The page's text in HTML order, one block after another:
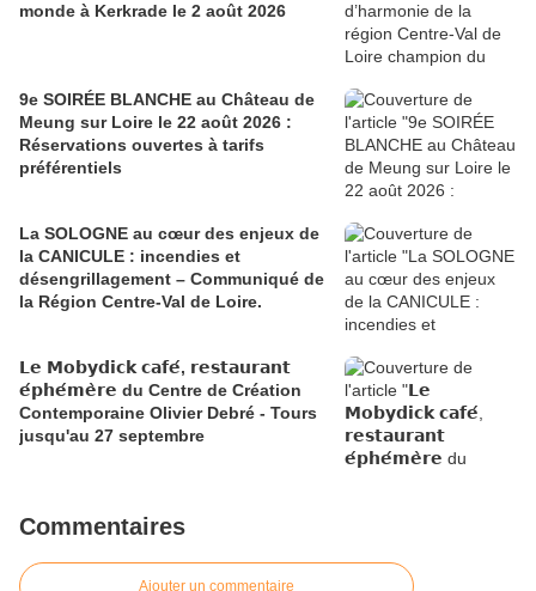
monde à Kerkrade le 2 août 2026
9e SOIRÉE BLANCHE au Château de
Meung sur Loire le 22 août 2026 :
Réservations ouvertes à tarifs
préférentiels
La SOLOGNE au cœur des enjeux de
la CANICULE : incendies et
désengrillagement – Communiqué de
la Région Centre-Val de Loire.
𝗟𝗲 𝗠𝗼𝗯𝘆𝗱𝗶𝗰𝗸 𝗰𝗮𝗳𝗲́, 𝗿𝗲𝘀𝘁𝗮𝘂𝗿𝗮𝗻𝘁
𝗲́𝗽𝗵𝗲́𝗺𝗲̀𝗿𝗲 du Centre de Création
Contemporaine Olivier Debré - Tours
jusqu'au 27 septembre
Commentaires
Ajouter un commentaire